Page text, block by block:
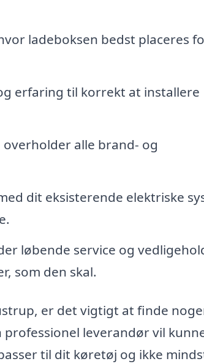
ladeboksen bedst placeres
erfaring til korrekt at installere
alle brand- og
dit eksisterende elektriske
løbende service og
som den skal.
er det vigtigt at finde
leverandør vil
til dit køretøj og ikke